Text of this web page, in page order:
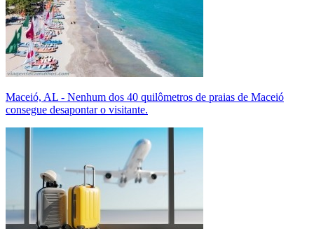
Maceió, AL - Nenhum dos 40 quilômetros de praias de Maceió
consegue desapontar o visitante.